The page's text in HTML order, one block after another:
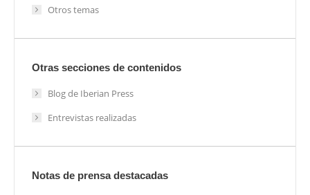
Otros temas
Otras secciones de contenidos
Blog de Iberian Press
Entrevistas realizadas
Notas de prensa destacadas